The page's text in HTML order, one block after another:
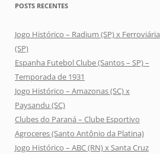
POSTS RECENTES
Jogo Histórico – Radium (SP) x Ferroviária
(SP)
Espanha Futebol Clube (Santos – SP) –
Temporada de 1931
Jogo Histórico – Amazonas (SC) x
Paysandu (SC)
Clubes do Paraná – Clube Esportivo
Agroceres (Santo Antônio da Platina)
Jogo Histórico – ABC (RN) x Santa Cruz